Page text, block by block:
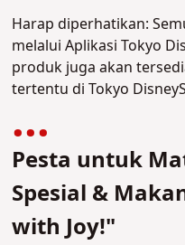
Harap diperhatikan:
melalui Aplikasi Tokyo
produk juga akan
tertentu di Tokyo
Pesta untuk
Spesial &
with Joy!"